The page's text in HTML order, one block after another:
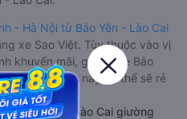
- Hà Nội từ Bảo Yên - Lào Cai
xe Sao Việt. Tùy thuộc vào vị
khuyến mãi, giá vé Xe Bảo
Nội limousine này có thể sẽ rẻ
Bảo Yên - Lào Cai giường